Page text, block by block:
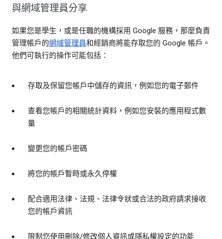
與網域管理員分享
如果您是學生，或是任職的機構採用 Google 服務，那麼負責
管理帳戶的網域管理員和經銷商將能存取您的 Google 帳戶。
他們可執行的操作可能包括：
存取及保留您帳戶中儲存的資訊，例如您的電子郵件
查看您帳戶的相關統計資料，例如您安裝的應用程式數
量
變更您的帳戶密碼
將您的帳戶暫時或永久停權
配合適用法律、法規、法律令狀或合法的政府請求接收
您的帳戶資訊
限制您使用刪除/修改個人資訊或隱私權設定的功能